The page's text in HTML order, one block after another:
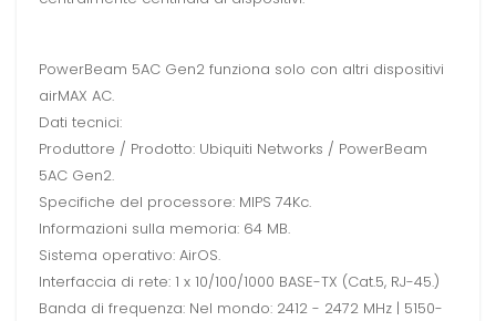
PowerBeam 5AC Gen2 funziona solo con altri dispositivi
airMAX AC.
Dati tecnici:
Produttore / Prodotto: Ubiquiti Networks / PowerBeam
5AC Gen2.
Specifiche del processore: MIPS 74Kc.
Informazioni sulla memoria: 64 MB.
Sistema operativo: AirOS.
Interfaccia di rete: 1 x 10/100/1000 BASE-TX (Cat.5, RJ-45.)
Banda di frequenza: Nel mondo: 2412 - 2472 MHz | 5150-